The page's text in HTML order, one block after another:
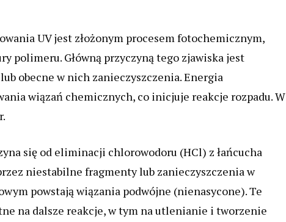
UV jest złożonym procesem fotochemicznym,
polimeru. Główną przyczyną tego zjawiska jest
obecne w nich zanieczyszczenia. Energia
wiązań chemicznych, co inicjuje reakcje rozpadu. W
się od eliminacji chlorowodoru (HCl) z łańcucha
niestabilne fragmenty lub zanieczyszczenia w
powstają wiązania podwójne (nienasycone). Te
na dalsze reakcje, w tym na utlenianie i tworzenie